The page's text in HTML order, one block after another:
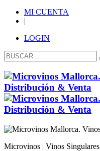
MI CUENTA
|
LOGIN
Microvinos | Vinos Singulares